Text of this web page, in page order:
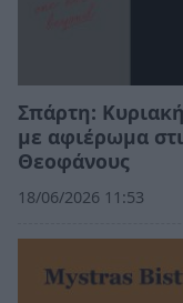
Σπάρτη:
με αφιέρωμα
Θεοφάνους
18/06/2026 11:53